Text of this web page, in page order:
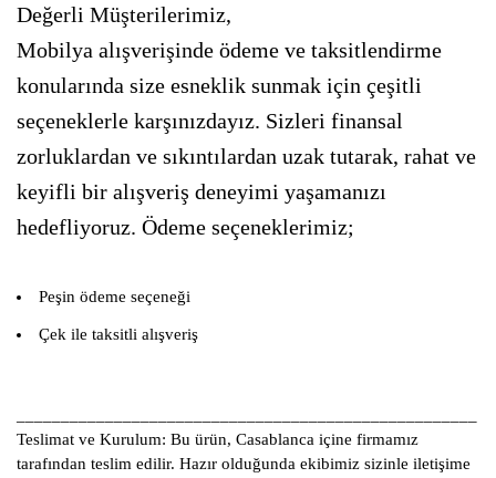
Değerli Müşterilerimiz,
Mobilya alışverişinde ödeme ve taksitlendirme
konularında size esneklik sunmak için çeşitli
seçeneklerle karşınızdayız. Sizleri finansal
zorluklardan ve sıkıntılardan uzak tutarak, rahat ve
keyifli bir alışveriş deneyimi yaşamanızı
hedefliyoruz. Ödeme seçeneklerimiz;
Peşin ödeme seçeneği
Çek ile taksitli alışveriş
Teslimat ve Kurulum: Bu ürün, Casablanca içine firmamız
tarafından teslim edilir. Hazır olduğunda ekibimiz sizinle iletişime